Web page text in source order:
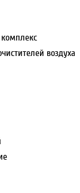
воздуха